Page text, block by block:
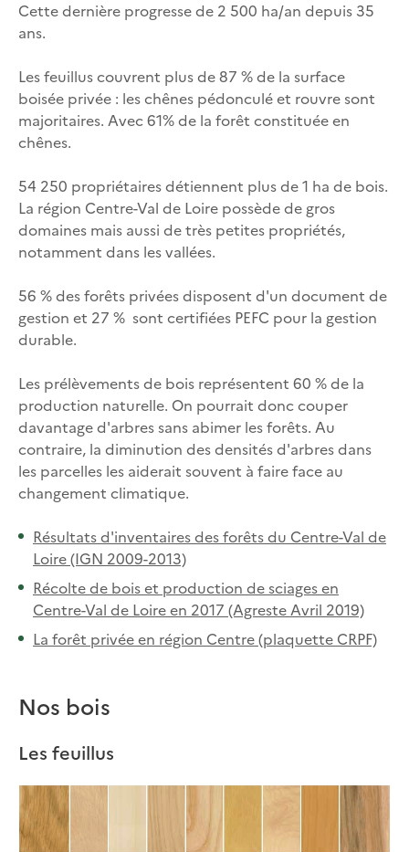
Cette dernière progresse de 2 500 ha/an depuis 35
ans.
Les feuillus couvrent plus de 87 % de la surface
boisée privée : les chênes pédonculé et rouvre sont
majoritaires. Avec 61% de la forêt constituée en
chênes.
54 250 propriétaires détiennent plus de 1 ha de bois.
La région Centre-Val de Loire possède de gros
domaines mais aussi de très petites propriétés,
notamment dans les vallées.
56 % des forêts privées disposent d'un document de
gestion et 27 % sont certifiées PEFC pour la gestion
durable.
Les prélèvements de bois représentent 60 % de la
production naturelle. On pourrait donc couper
davantage d'arbres sans abimer les forêts. Au
contraire, la diminution des densités d'arbres dans
les parcelles les aiderait souvent à faire face au
changement climatique.
Résultats d'inventaires des forêts du Centre-Val de
Loire (IGN 2009-2013)
Récolte de bois et production de sciages en
Centre-Val de Loire en 2017 (Agreste Avril 2019)
La forêt privée en région Centre (plaquette CRPF)
Nos bois
Les feuillus